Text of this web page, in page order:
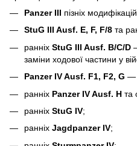
Panzer III пізніх
StuG III Ausf. E, F, F/8 та
ранніх StuG III Ausf. B/C/D
заміни ходової частини у
Panzer IV Ausf. F1, F2, G —
ранніх Panzer IV Ausf. H та
ранніх StuG IV;
ранніх Jagdpanzer IV;